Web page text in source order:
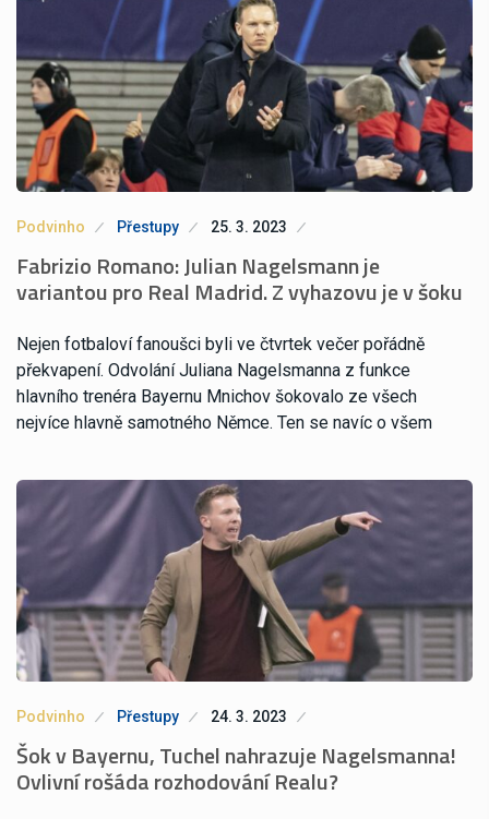
Podvinho Přestupy 25. 3. 2023
Fabrizio Romano: Julian Nagelsmann je
variantou pro Real Madrid. Z vyhazovu je v šoku
Nejen fotbaloví fanoušci byli ve čtvrtek večer pořádně
překvapení. Odvolání Juliana Nagelsmanna z funkce
hlavního trenéra Bayernu Mnichov šokovalo ze všech
nejvíce hlavně samotného Němce. Ten se navíc o všem
Podvinho Přestupy 24. 3. 2023
Šok v Bayernu, Tuchel nahrazuje Nagelsmanna!
Ovlivní rošáda rozhodování Realu?